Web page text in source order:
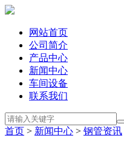
网站首页
公司简介
产品中心
新闻中心
车间设备
联系我们
首页 > 新闻中心 > 钢管资讯